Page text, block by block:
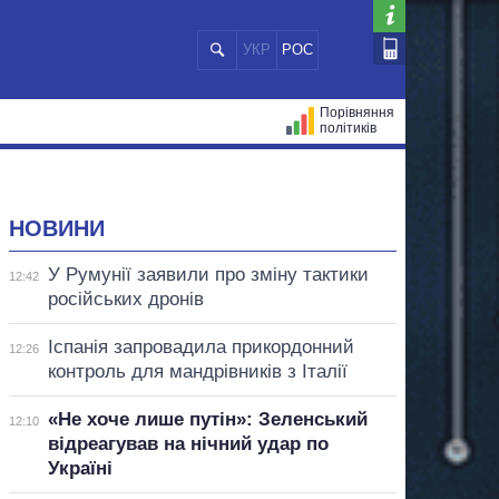
УКР РОС
Порівняння
політиків
НОВИНИ
12:42
У Румунії заявили про зміну тактики
російських дронів
12:26
Іспанія запровадила прикордонний
контроль для мандрівників з Італії
12:10
«Не хоче лише путін»: Зеленський
відреагував на нічний удар по
Україні